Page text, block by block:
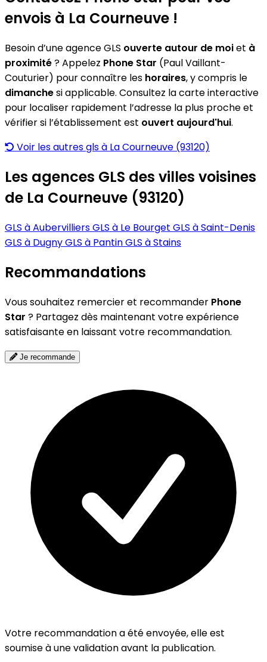
envois à La Courneuve !
Besoin d’une agence GLS ouverte autour de moiet à
proximité? Appelez Phone Star (Paul Vaillant-
Couturier) pour connaître les horaires, y compris le
dimanchesi applicable. Consultez la carte interactive
pour localiser rapidement l’adresse la plus proche et
vérifier si l’établissement est ouvert aujourd'hui.
Voir les autres gls à La Courneuve (93120)
Les agences GLS des villes voisines
de La Courneuve (93120)
GLS à AubervilliersGLS à Le Bourget GLS à Saint-Denis
GLS à DugnyGLS à PantinGLS à Stains
Recommandations
Vous souhaitez remercier et recommander Phone
Star ? Partagez dès maintenant votre expérience
satisfaisante en laissant votre recommandation.
Je recommande
Votre recommandation a été envoyée, elle est
soumise à une validation avant la publication.